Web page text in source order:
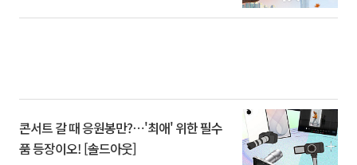
콘서트 갈 때 응원봉만?⋯'최애' 위한 필수
품 등장이오! [솔드아웃]